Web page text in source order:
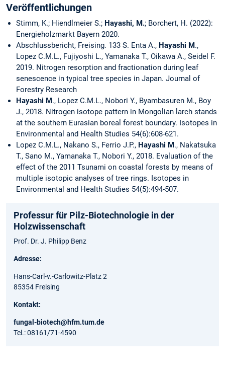
Veröffentlichungen
Stimm, K.; Hiendlmeier S.; Hayashi, M.; Borchert, H. (2022):
Energieholzmarkt Bayern 2020.
Abschlussbericht, Freising. 133 S. Enta A., Hayashi M.,
Lopez C.M.L., Fujiyoshi L., Yamanaka T., Oikawa A., Seidel F.
2019. Nitrogen resorption and fractionation during leaf
senescence in typical tree species in Japan. Journal of
Forestry Research
Hayashi M., Lopez C.M.L., Nobori Y., Byambasuren M., Boy
J., 2018. Nitrogen isotope pattern in Mongolian larch stands
at the southern Eurasian boreal forest boundary. Isotopes in
Environmental and Health Studies 54(6):608-621.
Lopez C.M.L., Nakano S., Ferrio J.P., Hayashi M., Nakatsuka
T., Sano M., Yamanaka T., Nobori Y., 2018. Evaluation of the
effect of the 2011 Tsunami on coastal forests by means of
multiple isotopic analyses of tree rings. Isotopes in
Environmental and Health Studies 54(5):494-507.
Professur für Pilz-Biotechnologie in der
Holzwissenschaft
Prof. Dr. J. Philipp Benz
Adresse:
Hans-Carl-v.-Carlowitz-Platz 2
85354 Freising
Kontakt:
fungal-biotech@hfm.tum.de
Tel.: 08161/71-4590